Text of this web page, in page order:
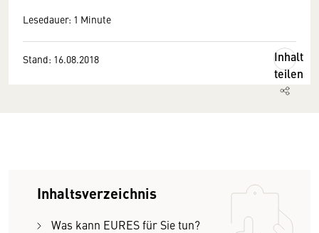
Lesedauer: 1 Minute
Stand: 16.08.2018
Inhalt
teilen
Inhaltsverzeichnis
Was kann EURES für Sie tun?